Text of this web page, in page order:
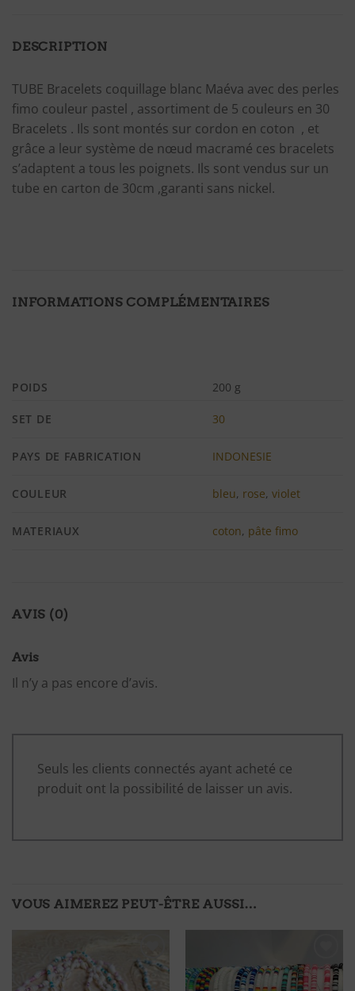
DESCRIPTION
TUBE Bracelets coquillage blanc Maéva avec des perles
fimo couleur pastel , assortiment de 5 couleurs en 30
Bracelets . Ils sont montés sur cordon en coton , et
grâce a leur système de nœud macramé ces bracelets
s’adaptent a tous les poignets. Ils sont vendus sur un
tube en carton de 30cm ,garanti sans nickel.
INFORMATIONS COMPLÉMENTAIRES
POIDS 200 g
SET DE 30
PAYS DE FABRICATION INDONESIE
COULEUR bleu, rose,violet
MATERIAUX coton, pâte fimo
AVIS (0)
Avis
Il n’y a pas encore d’avis.
Seuls les clients connectés ayant acheté ce
produit ont la possibilité de laisser un avis.
VOUS AIMEREZ PEUT-ÊTRE AUSSI…
Ajouter
à ma
Ajouter
à ma